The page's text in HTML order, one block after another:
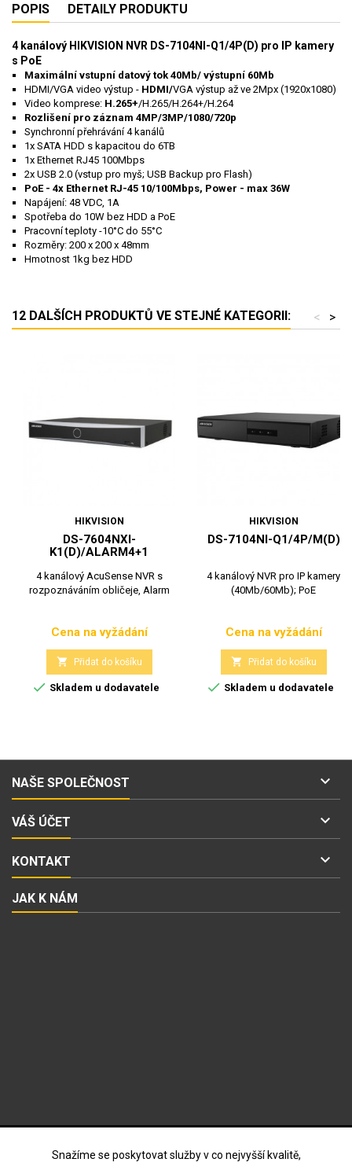
Snažíme se poskytovat služby v co nejvyšší kvalitě,
POPIS DETAILY PRODUKTU
4 kanálový HIKVISION NVR DS-7104NI-Q1/4P(D) pro IP kamery
s PoE
Maximální vstupní datový tok 40Mb/ výstupní 60Mb
HDMI/VGA video výstup - HDMI/VGA výstup až ve 2Mpx (1920x1080)
Video komprese: H.265+/H.265/H.264+/H.264
Rozlišení pro záznam 4MP/3MP/1080/720p
Synchronní přehrávání 4 kanálů
1x SATA HDD s kapacitou do 6TB
1x Ethernet RJ45 100Mbps
2x USB 2.0 (vstup pro myš; USB Backup pro Flash)
PoE - 4x Ethernet RJ-45 10/100Mbps, Power - max 36W
Napájení: 48 VDC, 1A
Spotřeba do 10W bez HDD a PoE
Pracovní teploty -10°C do 55°C
Rozměry: 200 x 200 x 48mm
Hmotnost 1kg bez HDD
12 DALŠÍCH PRODUKTŮ VE STEJNÉ KATEGORII: >
<
HIKVISION
DS-7604NXI-
K1(D)/ALARM4+1
4 kanálový AcuSense NVR s
rozpoznáváním obličeje, Alarm
Cena
Cena na vyžádání
 Přidat do košíku
 Skladem u dodavatele
HIKVISION
DS-7104NI-Q1/4P/M(D)
4 kanálový NVR pro IP kamery
(40Mb/60Mb); PoE
Cena
Cena na vyžádání
 Přidat do košíku
 Skladem u dodavatele
NAŠE SPOLEČNOST 
VÁŠ ÚČET 
KONTAKT 
JAK K NÁM